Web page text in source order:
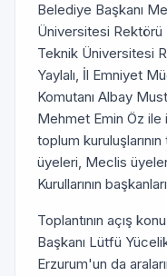
Belediye Başkanı
Üniversitesi Rektörü
Teknik Üniversitesi
Yaylalı, İl Emniyet
Komutanı Albay
Mehmet Emin Öz ile
toplum
üyeleri, Meclis
Kurullarının
Toplantının açış
Başkanı Lütfü
Erzurum'un da